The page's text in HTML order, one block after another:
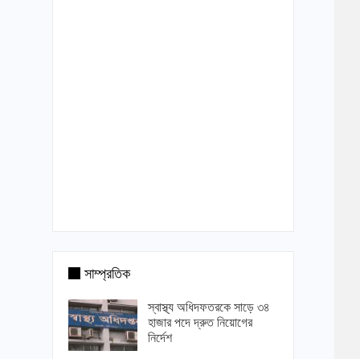
সাম্প্রতিক
স্বাস্থ্য অধিদফতরকে সাড়ে ৩৪
হাজার পদে দ্রুত নিয়োগের
নির্দেশ